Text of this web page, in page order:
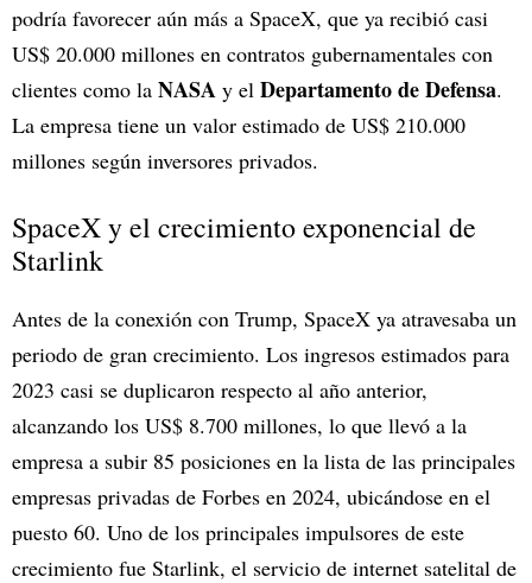
podría favorecer aún más a SpaceX, que ya recibió casi
US$ 20.000 millones en contratos gubernamentales con
clientes como la NASA y el Departamento de Defensa.
La empresa tiene un valor estimado de US$ 210.000
millones según inversores privados.
SpaceX y el crecimiento exponencial de
Starlink
Antes de la conexión con Trump, SpaceX ya atravesaba un
periodo de gran crecimiento. Los ingresos estimados para
2023 casi se duplicaron respecto al año anterior,
alcanzando los US$ 8.700 millones, lo que llevó a la
empresa a subir 85 posiciones en la lista de las principales
empresas privadas de Forbes en 2024, ubicándose en el
puesto 60. Uno de los principales impulsores de este
crecimiento fue Starlink, el servicio de internet satelital de